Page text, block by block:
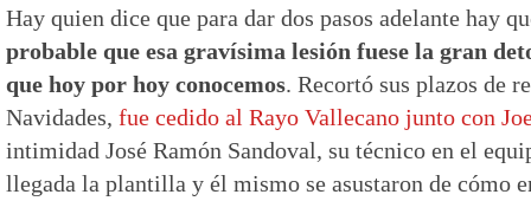
Hay quien dice que para dar dos pasos adelante hay
probable que esa gravísima lesión fuese la gran
que hoy por hoy conocemos. Recortó sus plazos de
Navidades, fue cedido al Rayo Vallecano junto con
intimidad José Ramón Sandoval, su técnico en el
llegada la plantilla y él mismo se asustaron de cómo